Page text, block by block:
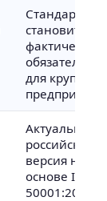
Стандарт
становится
фактически
для крупных
Актуальная
российская
версия на
основе ISO
50001:2018;